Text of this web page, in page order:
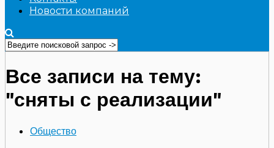
Новости компаний
Все записи на тему:
"сняты с реализации"
Общество